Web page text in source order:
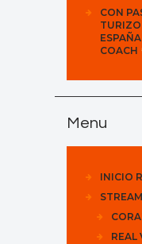
CON
COACH
Menu
INICIO
REAL